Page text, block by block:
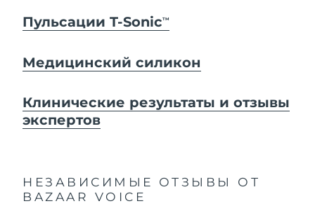
Пульсации T-SonicTM
Медицинский силикон
Клинические результаты и отзывы
экспертов
НЕЗАВИСИМЫЕ ОТЗЫВЫ
ОТ
BAZAAR VOICE